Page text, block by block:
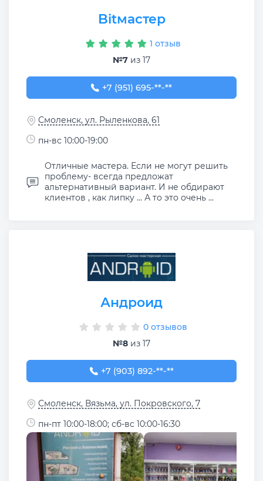
Bitмастер
1 отзыв
№7 из 17
+7 (951) 695-45-69
+7 (951) 695-**-**
Смоленск, ул. Рыленкова, 61
пн-вс 10:00-19:00
Отличные мастера. Если не могут решить
проблему- всегда предложат
альтернативный вариант. И не обдирают
клиентов , как липку ... А то это очень ...
Андроид
0 отзывов
№8 из 17
+7 (903) 892-46-12
+7 (903) 892-**-**
Смоленск, Вязьма, ул. Покровского, 7
пн-пт 10:00-18:00; сб-вс 10:00-16:30